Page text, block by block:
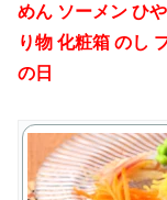
めん ソーメン ひ
り物 化粧箱 のし
の日